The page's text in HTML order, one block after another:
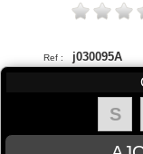
Ref : j030095A
S